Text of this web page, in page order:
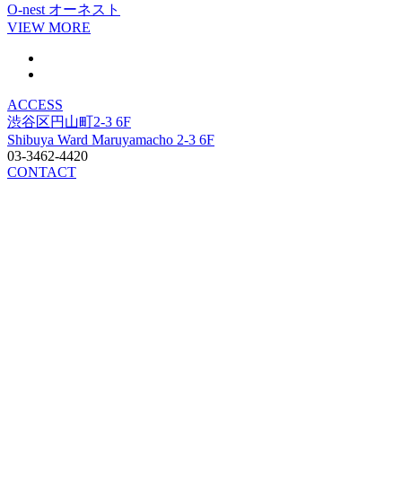
O-nest オーネスト
VIEW MORE
ACCESS
渋谷区円山町2-3 6F
Shibuya Ward Maruyamacho 2-3 6F
03-3462-4420
CONTACT